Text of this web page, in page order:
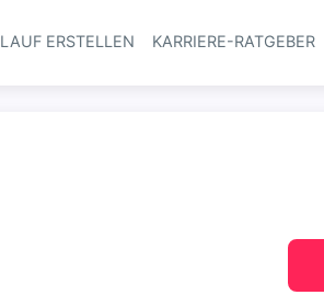
Haupt-Navigation
ERSTELLEN KARRIERE-RATGEBER